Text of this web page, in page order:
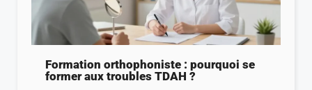
Formation orthophoniste : pourquoi se
former aux troubles TDAH ?